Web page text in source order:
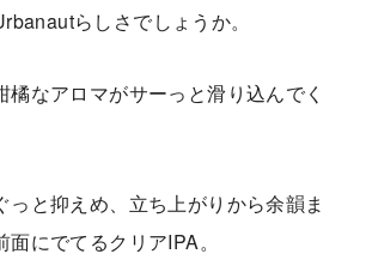
らしさでしょうか。
橘なアロマがサーっと滑り込んでく
っと抑えめ、立ち上がりから余韻ま
にでてるクリアIPA。